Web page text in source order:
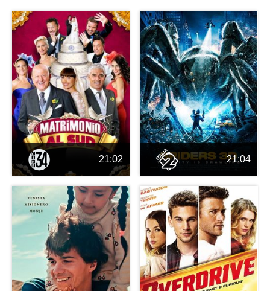
21:02 21:04